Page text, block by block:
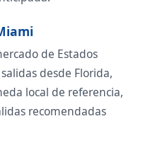
de Estados
desde Florida,
local de referencia,
recomendadas